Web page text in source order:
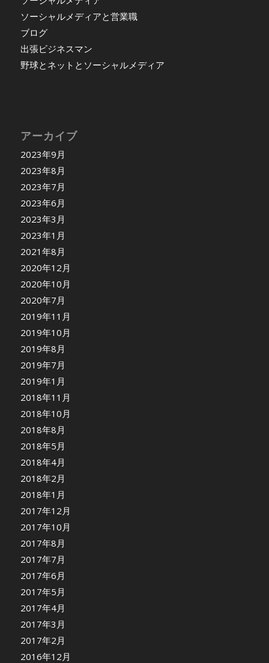
ソーシャルメディアと営業職
ブログ
出張ビジネスマン
野球とネットとソーシャルメディア
アーカイブ
2023年9月
2023年8月
2023年7月
2023年6月
2023年3月
2023年1月
2021年8月
2020年12月
2020年10月
2020年7月
2019年11月
2019年10月
2019年8月
2019年7月
2019年1月
2018年11月
2018年10月
2018年8月
2018年5月
2018年4月
2018年2月
2018年1月
2017年12月
2017年10月
2017年8月
2017年7月
2017年6月
2017年5月
2017年4月
2017年3月
2017年2月
2016年12月